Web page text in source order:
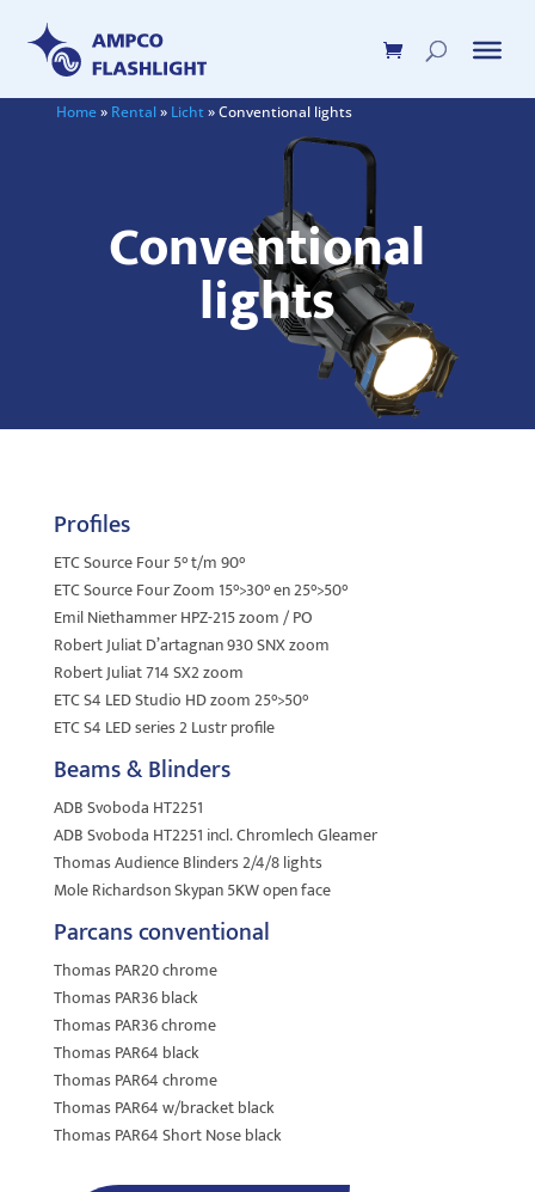
Home» Rental» Licht »Conventional lights
Conventional
lights
Profiles
ETC Source Four 5° t/m 90°
ETC Source Four Zoom 15°>30° en 25°>50°
Emil Niethammer HPZ-215 zoom / PO
Robert Juliat D’artagnan 930 SNX zoom
Robert Juliat 714 SX2 zoom
ETC S4 LED Studio HD zoom 25°>50°
ETC S4 LED series 2 Lustr profile
Beams & Blinders
ADB Svoboda HT2251
ADB Svoboda HT2251 incl. Chromlech Gleamer
Thomas Audience Blinders 2/4/8 lights
Mole Richardson Skypan 5KW open face
Parcans conventional
Thomas PAR20 chrome
Thomas PAR36 black
Thomas PAR36 chrome
Thomas PAR64 black
Thomas PAR64 chrome
Thomas PAR64 w/bracket black
Thomas PAR64 Short Nose black